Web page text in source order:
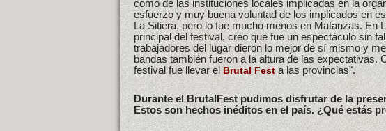
como de las instituciones locales implicadas en la
esfuerzo y muy buena voluntad de los implicados en
La Sitiera, pero lo fue mucho menos en Matanzas. En
principal del festival, creo que fue un espectáculo sin
trabajadores del lugar dieron lo mejor de sí mismo y
bandas también fueron a la altura de las expectativas.
festival fue llevar elBrutal Festa las provincias".
Durante el BrutalFest pudimos disfrutar de la
Estos son hechos inéditos en el país. ¿Qué estás